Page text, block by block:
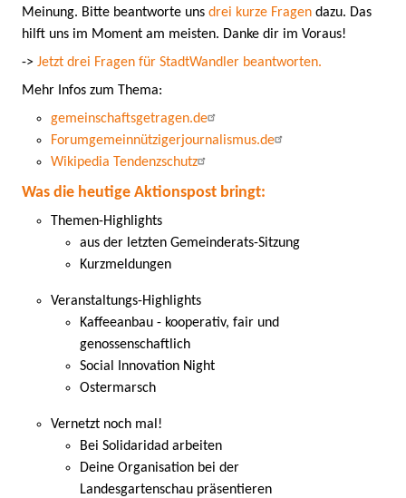
Meinung. Bitte beantworte uns drei kurze Fragen dazu. Das
hilft uns im Moment am meisten. Danke dir im Voraus!
-> Jetzt drei Fragen für StadtWandler beantworten.
Mehr Infos zum Thema:
gemeinschaftsgetragen.de
Forumgemeinnützigerjournalismus.de
Wikipedia Tendenzschutz
Was die heutige Aktionspost bringt:
Themen-Highlights
aus der letzten Gemeinderats-Sitzung
Kurzmeldungen
Veranstaltungs-Highlights
Kaffeeanbau - kooperativ, fair und
genossenschaftlich
Social Innovation Night
Ostermarsch
Vernetzt noch mal!
Bei Solidaridad arbeiten
Deine Organisation bei der
Landesgartenschau präsentieren